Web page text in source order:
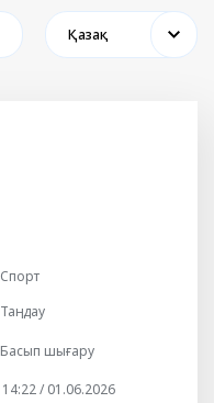
Қазақ
Спорт
Таңдау
Басып шығару
14:22 / 01.06.2026